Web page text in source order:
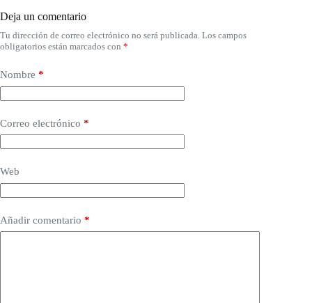
Deja un comentario
Tu dirección de correo electrónico no será publicada. Los campos
obligatorios están marcados con *
Nombre *
Correo electrónico *
Web
Añadir comentario *